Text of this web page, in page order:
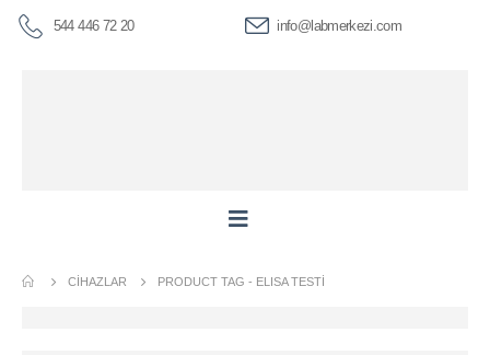
544 446 72 20 info@labmerkezi.com
CIHAZLAR PRODUCT TAG - ELISA TESTI